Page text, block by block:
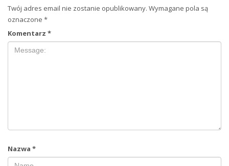
Twój adres email nie zostanie opublikowany. Wymagane pola są
oznaczone *
Komentarz *
Nazwa *